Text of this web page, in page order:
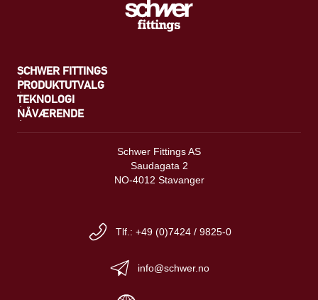
SCHWER FITTINGS
PRODUKTUTVALG
TEKNOLOGI
NÅVÆRENDE
Schwer Fittings AS
Saudagata 2
NO-4012 Stavanger
Tlf.: +49 (0)7424 / 9825-0
info@schwer.no